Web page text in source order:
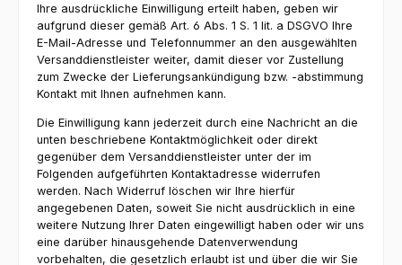
Ihre ausdrückliche Einwilligung erteilt haben, geben wir
aufgrund dieser gemäß Art. 6 Abs. 1 S. 1 lit. a DSGVO Ihre
E-Mail-Adresse und Telefonnummer an den ausgewählten
Versanddienstleister weiter, damit dieser vor Zustellung
zum Zwecke der Lieferungsankündigung bzw. -abstimmung
Kontakt mit Ihnen aufnehmen kann.
Die Einwilligung kann jederzeit durch eine Nachricht an die
unten beschriebene Kontaktmöglichkeit oder direkt
gegenüber dem Versanddienstleister unter der im
Folgenden aufgeführten Kontaktadresse widerrufen
werden. Nach Widerruf löschen wir Ihre hierfür
angegebenen Daten, soweit Sie nicht ausdrücklich in eine
weitere Nutzung Ihrer Daten eingewilligt haben oder wir uns
eine darüber hinausgehende Datenverwendung
vorbehalten, die gesetzlich erlaubt ist und über die wir Sie